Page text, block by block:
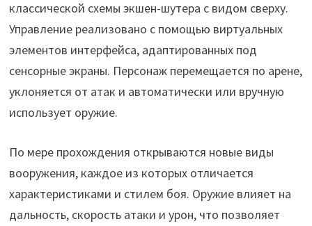
классической схемы экшен-шутера с видом сверху.
Управление реализовано с помощью виртуальных
элементов интерфейса, адаптированных под
сенсорные экраны. Персонаж перемещается по арене,
уклоняется от атак и автоматически или вручную
использует оружие.
По мере прохождения открываются новые виды
вооружения, каждое из которых отличается
характеристиками и стилем боя. Оружие влияет на
дальность, скорость атаки и урон, что позволяет